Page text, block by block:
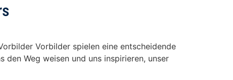
Vorbilder spielen eine entscheidende
Weg weisen und uns inspirieren, unser